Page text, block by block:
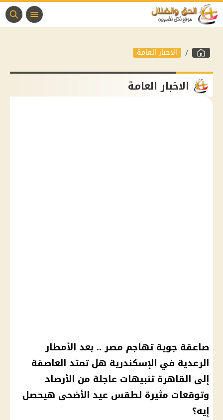
الاخبار العامة
الاخبار العامة
صاعقة جوية تهاجم مصر .. بعد الأمطار
الرعدية في الإسكندرية هل تمتد العاصفة
إلى القاهرة تنبيهات عاجلة من الأرصاد
وتوقعات مثيرة لطقس عيد الأضحى هيحصل
إيه؟